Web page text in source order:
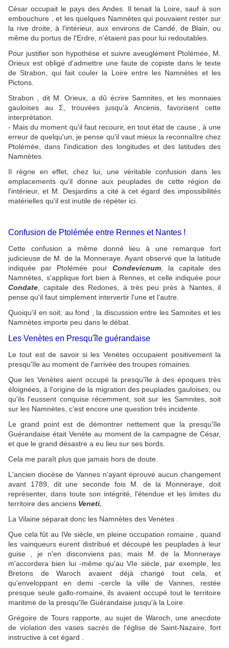
César occupait le pays des Andes. Il tenait la Loire, sauf à son
embouchure , et les quelques Namnètes qui pouvaient rester sur
la rive droite, à l'intérieur, aux environs de Candé, de Blain, ou
même du portus de l'Erdre, n'étaient pas pour lui redoutables.
Pour justifier son hypothèse et suivre aveuglément Ptolémée, M.
Orieux est obligé d'admettre une faute de copiste dans le texte
de Strabon, qui fait couler la Loire entre les Namnètes et les
Pictons.
Strabon , dit M. Orieux, a dû écrire Samnites, et les monnaies
gauloises au Σ, trouvées jusqu'à Ancenis, favorisent cette
interprétation.
- Mais du moment qu'il faut recourir, en tout état de cause , à une
erreur de quelqu'un, je pense qu'il vaut mieux la reconnaître chez
Ptolémée, dans l'indication des longitudes et des latitudes des
Namnètes.
Il règne en effet, chez lui, une véritable confusion dans les
emplacements qu'il donne aux peuplades de cette région de
l'intérieur, et M. Desjardins a cité à cet égard des impossibilités
matérielles qu'il est inutile de répéter ici.
Confusion de Ptolémée entre Rennes et Nantes !
Cette confusion a même donné lieu à une remarque fort
judicieuse de M. de la Monneraye. Ayant observé que la latitude
indiquée par Ptolémée pour Condevicnum , la capitale des
Namnètes, s'applique fort bien à Rennes, et celle indiquée pour
Condate , capitale des Redones, à très peu près à Nantes, il
pense qu'il faut simplement intervertir l'une et l'autre.
Quoiqu'il en soit, au fond , la discussion entre les Samnites et les
Namnètes importe peu dans le débat.
Les Venètes en Presqu'île guérandaise
Le tout est de savoir si les Venètes occupaient positivement la
presqu'île au moment de l'arrivée des troupes romaines.
Que les Venètes aient occupé la presqu'île à des époques très
éloignées, à l'origine de la migration des peuplades gauloises, ou
qu'ils l'eussent conquise récemment, soit sur les Samnites, soit
sur les Namnètes, c'est encore une question très incidente.
Le grand point est de démontrer nettement que la presqu'île
Guérandaise était Venète au moment de la campagne de César,
et que le grand désastre a eu lieu sur ses bords.
Cela me paraît plus que jamais hors de doute.
L'ancien diocèse de Vannes n'ayant éprouvé aucun changement
avant 1789, dit une seconde fois M. de la Monneraye, doit
représenter, dans toute son intégrité, l'étendue et les limites du
territoire des anciens Veneti.
La Vilaine séparait donc les Namnètes des Venètes .
Que cela fût au IVe siècle, en pleine occupation romaine , quand
les vainqueurs eurent distribué et découpé les peuplades à leur
guise , je n'en disconviens pas; mais M. de la Monneraye
m'accordera bien lui -même qu'au VIe siècle, par exemple, les
Bretons de Waroch avaient déjà changé tout cela, et
qu'enveloppant en demi -cercle la ville de Vannes, restée
presque seule gallo-romaine, ils avaient occupé tout le territoire
maritime de la presqu'île Guérandaise jusqu'à la Loire.
Grégoire de Tours rapporte, au sujet de Waroch, une anecdote
de violation des vases sacrés de l'église de Saint-Nazaire, fort
instructive à cet égard .